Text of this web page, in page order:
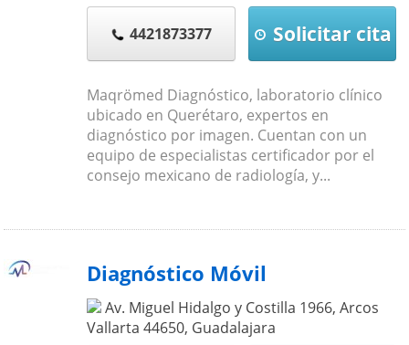
4421873377 Solicitar cita
Maqrömed Diagnóstico, laboratorio clínico
ubicado en Querétaro, expertos en
diagnóstico por imagen. Cuentan con un
equipo de especialistas certificador por el
consejo mexicano de radiología, y...
Diagnóstico Móvil
Av. Miguel Hidalgo y Costilla 1966, Arcos
Vallarta 44650, Guadalajara